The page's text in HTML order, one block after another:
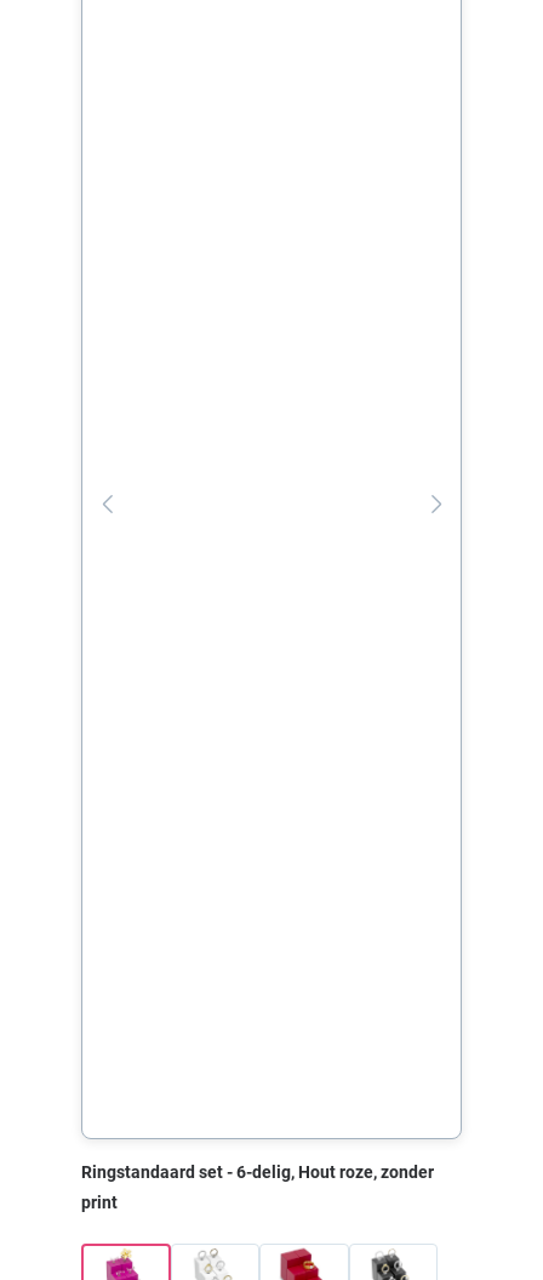
Ringstandaard set - 6-delig, Hout roze, zonder
print